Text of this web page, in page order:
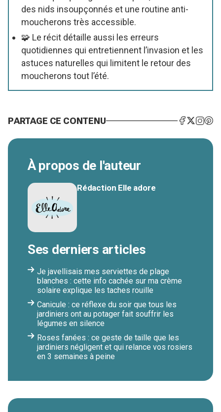
des nids insoupçonnés et une routine anti-
moucherons très accessible.
🧩 Le récit détaille aussi les erreurs
quotidiennes qui entretiennent l’invasion et les
astuces naturelles qui limitent le retour des
moucherons tout l’été.
PARTAGE CE CONTENU
À propos de l'auteur
Rédaction Elle adore
Ses derniers articles
Je javellisais mes serviettes de plage
blanches : cette info cachée sur ma crème
solaire explique les taches rouille
Canicule : ce réflexe du soir que tous les
jardiniers ont au potager fait souffrir les
légumes en silence
Roses fanées : ce geste de taille que les
jardiniers négligent et qui relance vos rosiers
en 3 semaines à peine